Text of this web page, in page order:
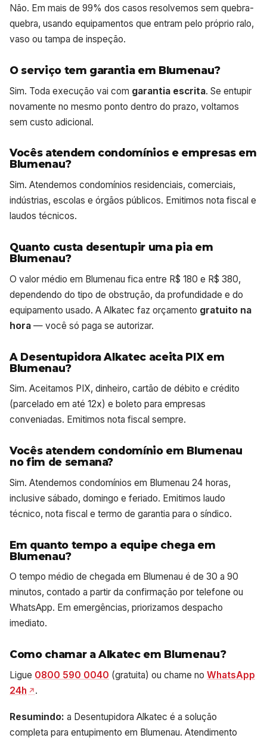
Não. Em mais de 99% dos casos resolvemos sem quebra-
quebra, usando equipamentos que entram pelo próprio ralo,
vaso ou tampa de inspeção.
O serviço tem garantia em Blumenau?
Sim. Toda execução vai com garantia escrita. Se entupir
novamente no mesmo ponto dentro do prazo, voltamos
sem custo adicional.
Vocês atendem condomínios e empresas em
Blumenau?
Sim. Atendemos condomínios residenciais, comerciais,
indústrias, escolas e órgãos públicos. Emitimos nota fiscal e
laudos técnicos.
Quanto custa desentupir uma pia em
Blumenau?
O valor médio em Blumenau fica entre R$ 180 e R$ 380,
dependendo do tipo de obstrução, da profundidade e do
equipamento usado. A Alkatec faz orçamento gratuito na
hora — você só paga se autorizar.
A Desentupidora Alkatec aceita PIX em
Blumenau?
Sim. Aceitamos PIX, dinheiro, cartão de débito e crédito
(parcelado em até 12x) e boleto para empresas
conveniadas. Emitimos nota fiscal sempre.
Vocês atendem condomínio em Blumenau
no fim de semana?
Sim. Atendemos condomínios em Blumenau 24 horas,
inclusive sábado, domingo e feriado. Emitimos laudo
técnico, nota fiscal e termo de garantia para o síndico.
Em quanto tempo a equipe chega em
Blumenau?
O tempo médio de chegada em Blumenau é de 30 a 90
minutos, contado a partir da confirmação por telefone ou
WhatsApp. Em emergências, priorizamos despacho
imediato.
Como chamar a Alkatec em Blumenau?
Ligue 0800 590 0040 (gratuita) ou chame no WhatsApp
24h
.
Resumindo: a Desentupidora Alkatec é a solução
completa para entupimento em Blumenau. Atendimento